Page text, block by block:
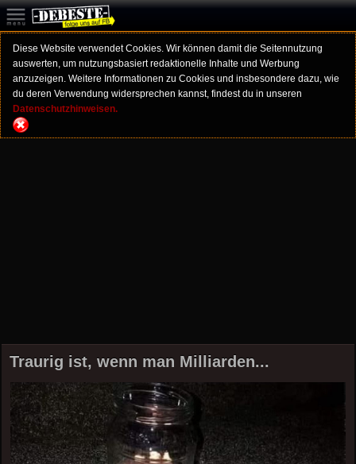
Diese Website verwendet Cookies. Wir können damit die Seitennutzung
auswerten, um nutzungsbasiert redaktionelle Inhalte und Werbung
anzuzeigen. Weitere Informationen zu Cookies und insbesondere dazu, wie
du deren Verwendung widersprechen kannst, findest du in unseren
Datenschutzhinweisen.
Traurig ist, wenn man Milliarden...